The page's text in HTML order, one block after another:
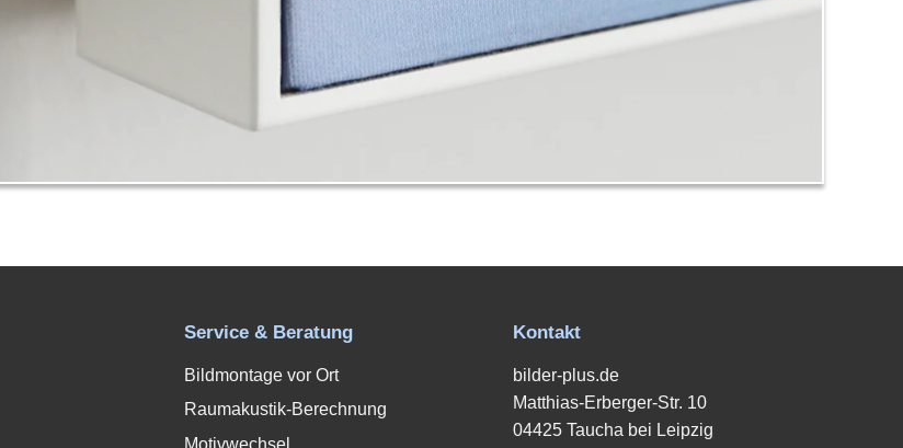
Service & Beratung
Bildmontage vor Ort
Raumakustik-Berechnung
Motivwechsel
Kontakt
bilder-plus.de
Matthias-Erberger-Str. 10
04425 Taucha bei Leipzig